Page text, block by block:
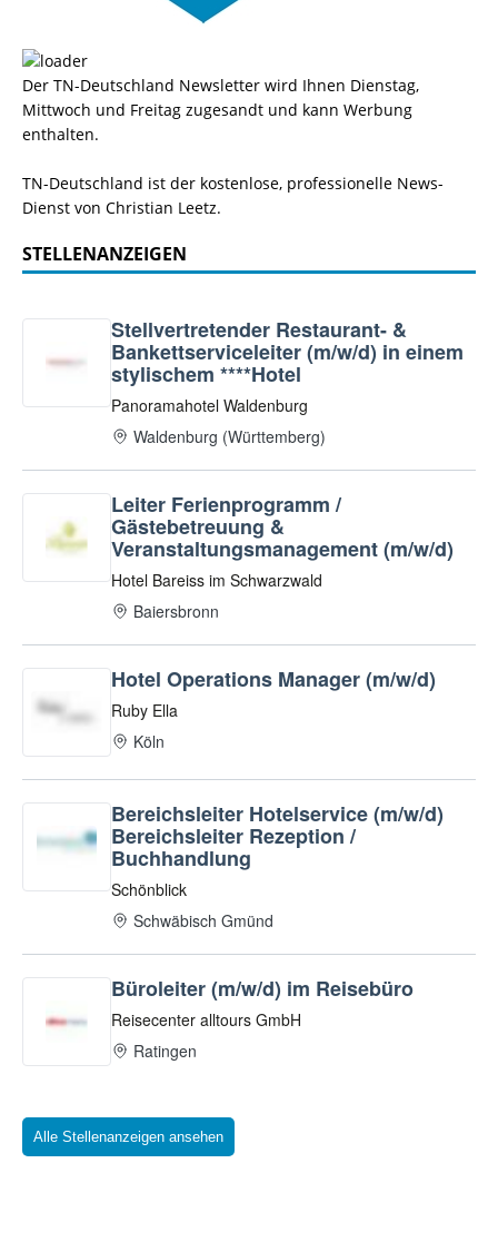
Der TN-Deutschland Newsletter wird Ihnen Dienstag,
Mittwoch und Freitag zugesandt und kann Werbung
enthalten.
TN-Deutschland ist der kostenlose, professionelle News-
Dienst von Christian Leetz.
STELLENANZEIGEN
Alle Stellenanzeigen ansehen